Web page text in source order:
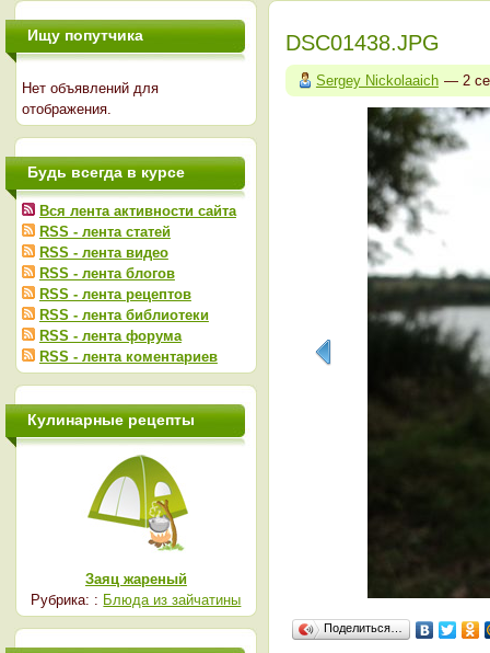
DSC01438.JPG
Sergey Nickolaaich — 2
Поделиться…
Ищу попутчика
Нет объявлений для
отображения.
Будь всегда в курсе
Вся лента активности сайта
RSS - лента статей
RSS - лента видео
RSS - лента блогов
RSS - лента рецептов
RSS - лента библиотеки
RSS - лента форума
RSS - лента коментариев
Кулинарные рецепты
Заяц жареный
Рубрика: : Блюда из зайчатины